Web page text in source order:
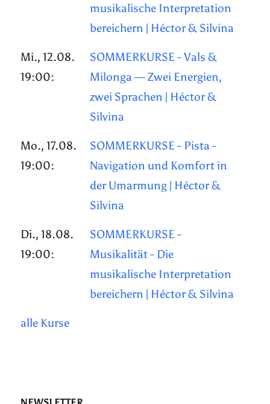
musikalische Interpretation
bereichern | Héctor & Silvina
Mi., 12.08.
19:00:
SOMMERKURSE - Vals &
Milonga — Zwei Energien,
zwei Sprachen | Héctor &
Silvina
Mo., 17.08.
19:00:
SOMMERKURSE - Pista -
Navigation und Komfort in
der Umarmung | Héctor &
Silvina
Di., 18.08.
19:00:
SOMMERKURSE -
Musikalität - Die
musikalische Interpretation
bereichern | Héctor & Silvina
alle Kurse